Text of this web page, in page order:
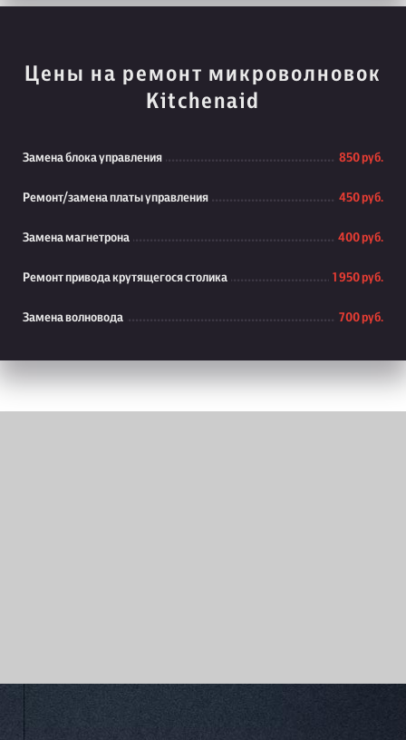
Цены на ремонт микроволновок
Kitchenaid
Замена блока управления 850 руб.
Ремонт/замена платы управления 450 руб.
Замена магнетрона 400 руб.
Ремонт привода крутящегося столика 1 950 руб.
Замена волновода 700 руб.